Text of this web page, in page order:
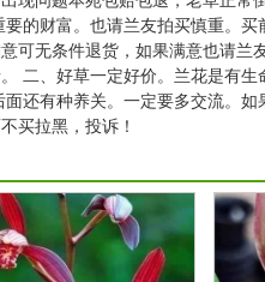
的财富。也请兰友拍买慎重。买
可无条件退货，如果满意也请兰
二、好草一定好价。兰花是有生
还有种养关。一定要多交流。
买拉黑，投诉！